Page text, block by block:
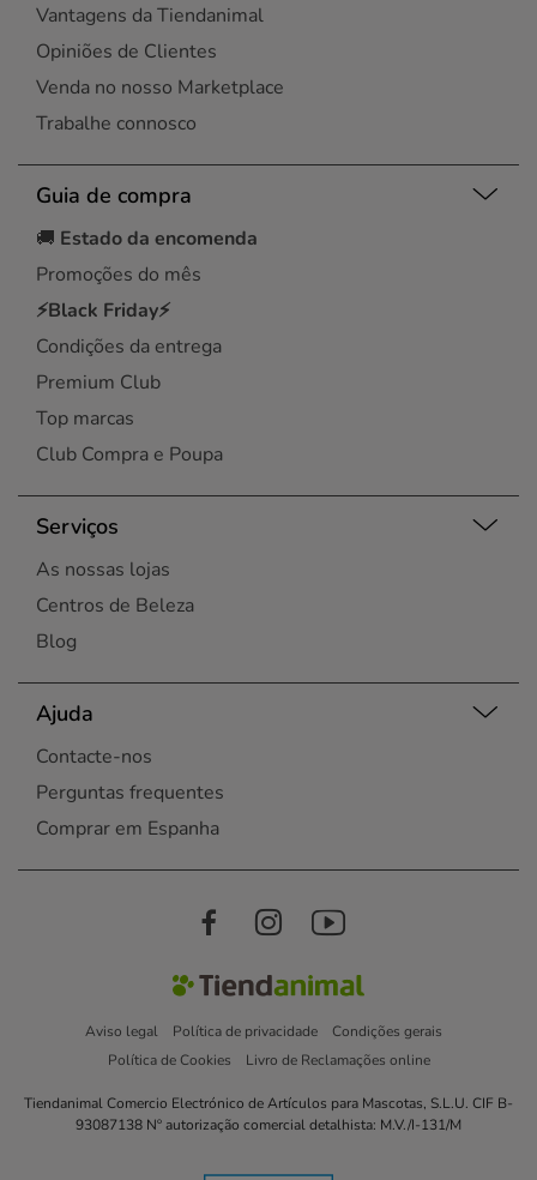
Vantagens da Tiendanimal
Opiniões de Clientes
Venda no nosso Marketplace
Trabalhe connosco
Guia de compra
🚚 Estado da encomenda
Promoções do mês
⚡Black Friday⚡
Condições da entrega
Premium Club
Top marcas
Club Compra e Poupa
Serviços
As nossas lojas
Centros de Beleza
Blog
Ajuda
Contacte-nos
Perguntas frequentes
Comprar em Espanha
Aviso legal Política de privacidade
Condições gerais
Política de Cookies
Livro de Reclamações online
Tiendanimal Comercio Electrónico de Artículos para Mascotas, S.L.U. CIF B-
93087138 Nº autorização comercial detalhista: M.V./I-131/M